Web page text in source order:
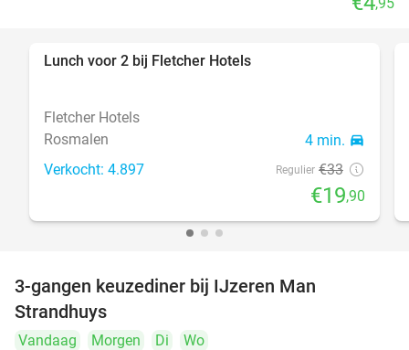
Lunch voor 2 bij Fletcher Hotels
Fletcher Hotels
Rosmalen
4 min. directions_car
Verkocht: 4.897 Regulier €33
€19,90
3-gangen keuzediner bij IJzeren Man
Strandhuys
Vandaag Morgen Di
Wo